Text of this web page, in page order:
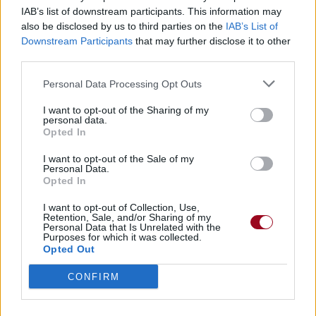
IAB’s list of downstream participants. This information may
also be disclosed by us to third parties on the IAB’s List of
Downstream Participants that may further disclose it to other
Personal Data Processing Opt Outs
I want to opt-out of the Sharing of my
personal data.
Opted In
I want to opt-out of the Sale of my
Personal Data.
Opted In
I want to opt-out of Collection, Use,
Retention, Sale, and/or Sharing of my
Personal Data that Is Unrelated with the
Purposes for which it was collected.
Opted Out
CONFIRM